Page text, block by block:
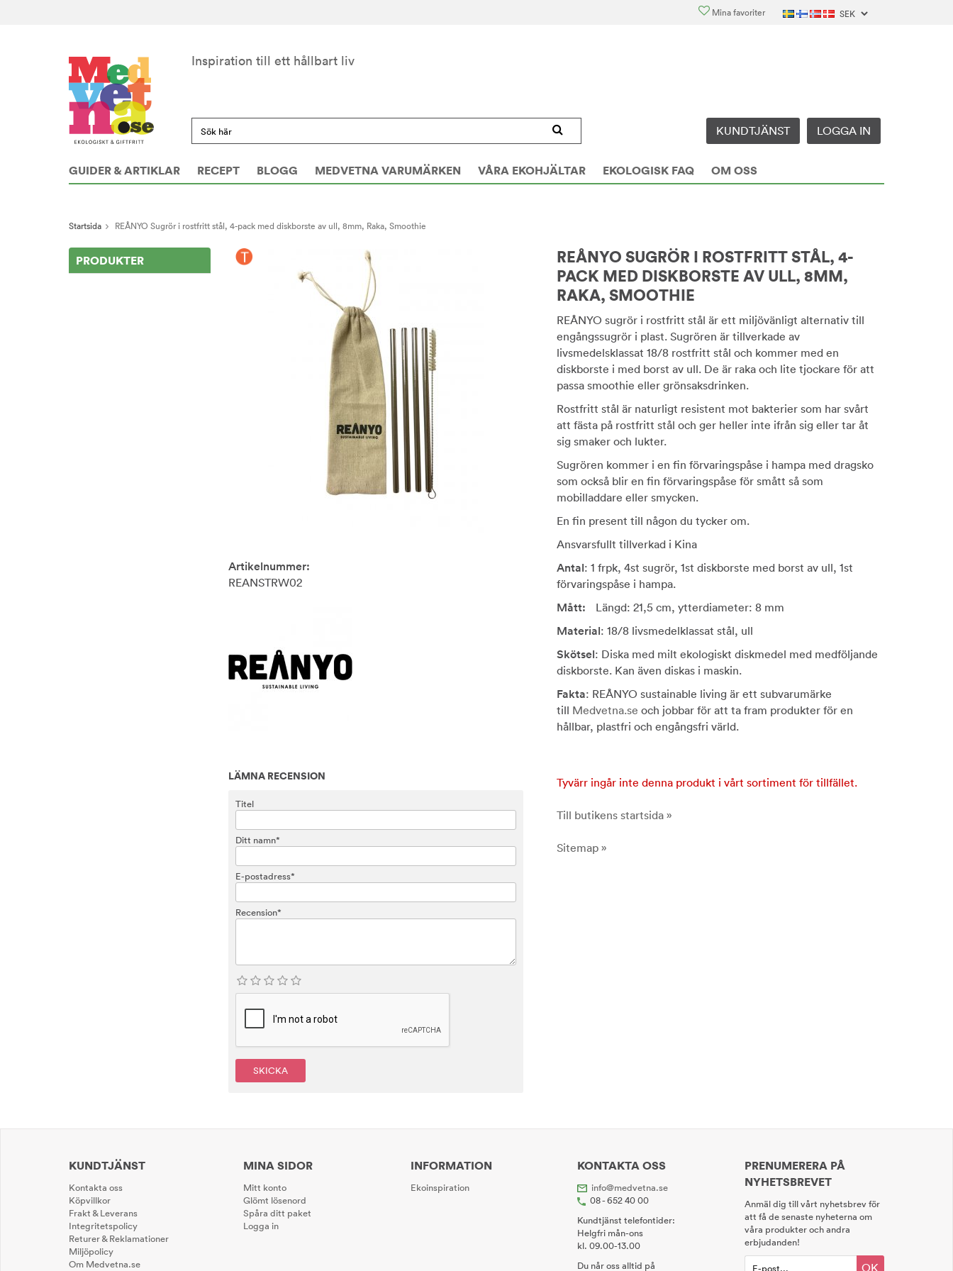
Mina favoriter
Inspiration till ett hållbart liv
KUNDTJÄNST LOGGA IN
GUIDER & ARTIKLAR RECEPT BLOGG MEDVETNA VARUMÄRKEN VÅRA EKOHJÄLTAR EKOLOGISK FAQ OM OSS
Startsida REÅNYO Sugrör i rostfritt stål, 4-pack med diskborste av ull, 8mm, Raka, Smoothie
PRODUKTER
REÅNYO SUGRÖR I ROSTFRITT STÅL, 4-
PACK MED DISKBORSTE AV ULL, 8MM,
RAKA, SMOOTHIE
REÅNYO sugrör i rostfritt stål är ett miljövänligt alternativ till
engångssugrör i plast. Sugrören är tillverkade av
livsmedelsklassat 18/8 rostfritt stål och kommer med en
diskborste i med borst av ull. De är raka och lite tjockare för att
passa smoothie eller grönsaksdrinken.
Rostfritt stål är naturligt resistent mot bakterier som har svårt
att fästa på rostfritt stål och ger heller inte ifrån sig eller tar åt
sig smaker och lukter.
Sugrören kommer i en fin förvaringspåse i hampa med dragsko
som också blir en fin förvaringspåse för smått så som
mobilladdare eller smycken.
En fin present till någon du tycker om.
Ansvarsfullt tillverkad i Kina
Antal: 1 frpk, 4st sugrör, 1st diskborste med borst av ull, 1st
förvaringspåse i hampa.
Mått:
Längd: 21,5 cm, ytterdiameter: 8 mm
Material: 18/8 livsmedelklassat stål, ull
Skötsel: Diska med milt ekologiskt diskmedel med medföljande
diskborste. Kan även diskas i maskin.
Fakta: REÅNYO sustainable living är ett subvarumärke
till Medvetna.se och jobbar för att ta fram produkter för en
hållbar, plastfri och engångsfri värld.
Tyvärr ingår inte denna produkt i vårt sortiment för tillfället.
Till butikens startsida »
Sitemap »
Artikelnummer:
REANSTRW02
LÄMNA RECENSION
Titel
Ditt namn*
E-postadress*
Recension*
SKICKA
KUNDTJÄNST
Kontakta oss
Köpvillkor
Frakt & Leverans
Integritetspolicy
Returer & Reklamationer
Miljöpolicy
Om Medvetna.se
MINA SIDOR
Mitt konto
Glömt lösenord
Spåra ditt paket
Logga in
INFORMATION
Ekoinspiration
KONTAKTA OSS
info@medvetna.se
08 - 652 40 00
Kundtjänst telefontider:
Helgfri mån-ons
kl. 09.00-13.00
Du når oss alltid på
PRENUMERERA PÅ
NYHETSBREVET
Anmäl dig till vårt nyhetsbrev för
att få de senaste nyheterna om
våra produkter och andra
erbjudanden!
OK